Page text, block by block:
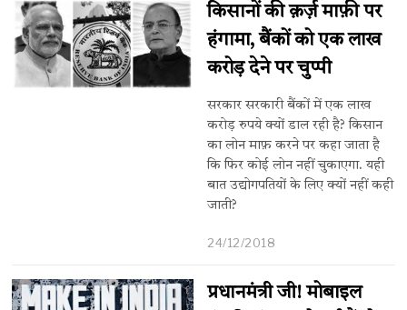
किसानों की क़र्ज़ माफ़ी पर
हंगामा, बैंकों को एक लाख
करोड़ देने पर चुप्पी
सरकार सरकारी बैंकों में एक लाख
करोड़ रुपये क्यों डाल रही है? किसान
का लोन माफ़ करने पर कहा जाता है
कि फिर कोई लोन नहीं चुकाएगा. यही
बात उद्योगपतियों के लिए क्यों नहीं कही
जाती?
24/12/2018
प्रधानमंत्री जी! मोबाइल